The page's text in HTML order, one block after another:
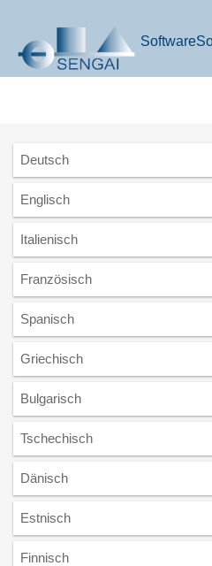
Deutsch
Englisch
Italienisch
Französisch
Spanisch
Griechisch
Bulgarisch
Tschechisch
Dänisch
Estnisch
Finnisch